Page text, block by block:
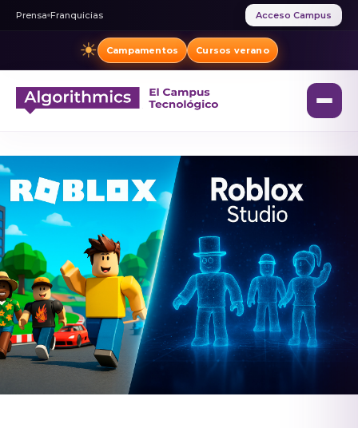
Prensa Franquicias Acceso Campus
☀ Campamentos Cursos verano